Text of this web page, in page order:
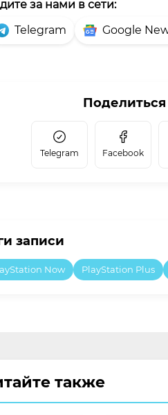
за нами в сети:
Telegram
Google
Telegram Facebook
записи
Now PlayStation Plus
также